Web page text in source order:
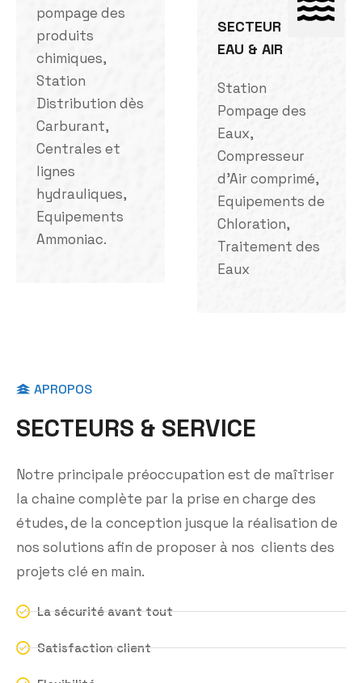
pompage des
produits
chimiques,
Station
Distribution dès
Carburant,
Centrales et
lignes
hydrauliques,
Equipements
Ammoniac.
SECTEUR
EAU & AIR
Station
Pompage des
Eaux,
Compresseur
d'Air comprimé,
Equipements de
Chloration,
Traitement des
Eaux
APROPOS
SECTEURS & SERVICE
Notre principale préoccupation est de maîtriser
la chaine complète par la prise en charge des
études, de la conception jusque la réalisation de
nos solutions afin de proposer à nos clients des
projets clé en main.
La sécurité avant tout
Satisfaction client